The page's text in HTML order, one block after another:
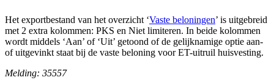
Het exportbestand van het overzicht ‘Vaste beloningen’ is uitgebreid
met 2 extra kolommen: PKS en Niet limiteren. In beide kolommen
wordt middels ‘Aan’ of ‘Uit’ getoond of de gelijknamige optie aan-
of uitgevinkt staat bij de vaste beloning voor ET-uitruil huisvesting.
Melding: 35557